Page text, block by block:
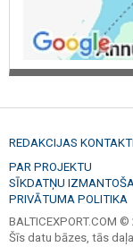
nestandarta žogi,
režģveida
žogs pilnā
Privātmājas,
Pļavnieki, Jugla,
Āgenskalns,
Latgale, Aizkraukle,
Ludza, Limbaži,
Tukums, Valka,
Āgenskalns, Vārti
REDAKCIJAS KONTAKTI
PAR PROJEKTU
SĪKDATŅU
PRIVĀTUMA POLITIKA
BALTICEXPORT.COM
Šīs datu bāzes, tās